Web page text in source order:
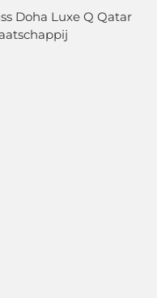
Doha Luxe Q Qatar